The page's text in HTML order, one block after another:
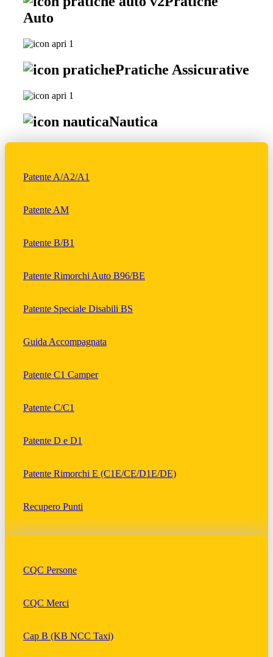
Auto
Pratiche Assicurative
Nautica
Patente A/A2/A1
Patente AM
Patente B/B1
Patente Rimorchi Auto B96/BE
Patente Speciale Disabili BS
Guida Accompagnata
Patente C1 Camper
Patente C/C1
Patente D e D1
Patente Rimorchi E (C1E/CE/D1E/DE)
Recupero Punti
CQC Persone
CQC Merci
Cap B (KB NCC Taxi)